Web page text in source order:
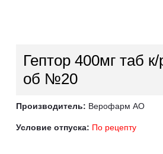
Гептор 400мг таб
об №20
Производитель: Верофарм АО
Условие отпуска: По рецепту